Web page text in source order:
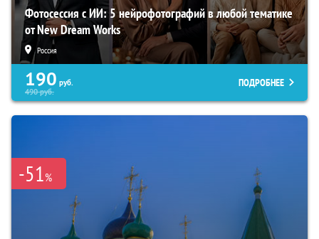
Фотосессия с ИИ: 5 нейрофотографий в любой тематике
от New Dream Works
Россия
190 руб.
490руб.
ПОДРОБНЕЕ
-51%